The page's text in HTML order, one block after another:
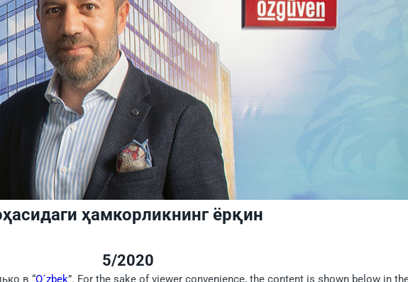
ҳамкорликнинг ёрқин
5/2020
в “O´zbek”. For the sake of viewer convenience, the content is shown below in